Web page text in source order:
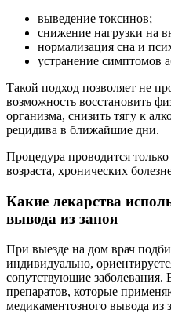
выведение токсинов;
снижение нагрузки на
нормализация сна и
устранение симптомов
Такой подход позволяет не
возможность восстановить
организма, снизить тягу к
рецидива в ближайшие дни.
Процедура проводится
возраста, хронических
Какие лекарства
вывода из запоя
При выезде на дом врач
индивидуально,
сопутствующие заболевания.
препаратов, которые
медикаментозного вывода из